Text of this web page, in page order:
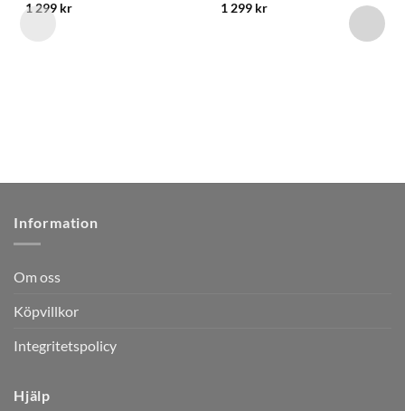
1 299 kr
1 299 kr
Information
Om oss
Köpvillkor
Integritetspolicy
Hjälp